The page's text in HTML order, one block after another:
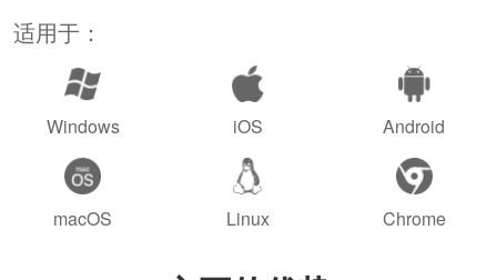
适用于：
Windows iOS Android
macOS Linux Chrome